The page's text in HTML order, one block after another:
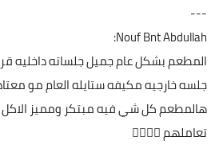
---
Nouf Bnt Abdullah:
المطعم بشكل عام جميل جلساته داخليه
جلسه خارجيه مكيفه ستايله العام مو
هالمطعم كل شي فيه مبتكر ومميز
تعاملهم 👍🏻👍🏻